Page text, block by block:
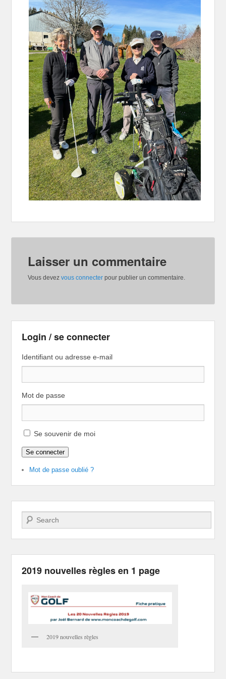
Laisser un commentaire
Vous devezvous connecter pour publier un commentaire.
Login / se connecter
Identifiant ou adresse e-mail
Mot de passe
Se souvenir de moi
Se connecter
Mot de passe oublié ?
Recherche
2019 nouvelles règles en 1 page
2019 nouvelles règles